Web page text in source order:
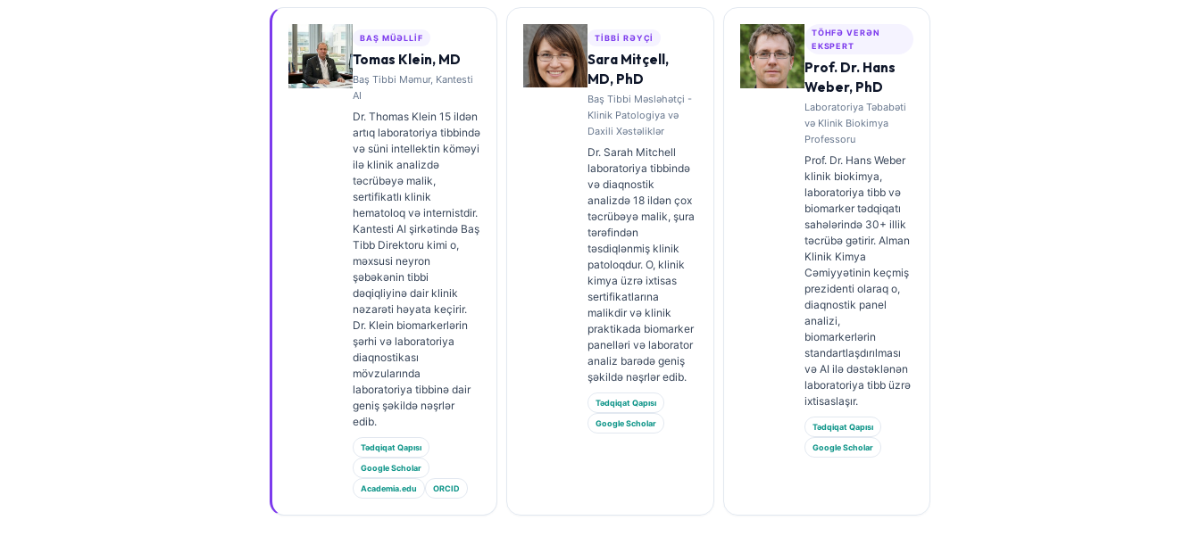
BAŞ MÜƏLLIF
Tomas Klein, MD
Baş Tibbi Məmur, Kantesti
AI
Dr. Thomas Klein 15 ildən
artıq laboratoriya tibbində
və süni intellektin köməyi
ilə klinik analizdə
təcrübəyə malik,
sertifikatlı klinik
hematoloq və internistdir.
Kantesti AI şirkətində Baş
Tibb Direktoru kimi o,
məxsusi neyron
şəbəkənin tibbi
dəqiqliyinə dair klinik
nəzarəti həyata keçirir.
Dr. Klein biomarkerlərin
şərhi və laboratoriya
diaqnostikası
mövzularında
laboratoriya tibbinə dair
geniş şəkildə nəşrlər
edib.
Tədqiqat Qapısı
Google Scholar
Academia.edu ORCID
TIBBI RƏYÇI
Sara Mitçell,
MD, PhD
Baş Tibbi Məsləhətçi -
Klinik Patologiya və
Daxili Xəstəliklər
Dr. Sarah Mitchell
laboratoriya tibbində
və diaqnostik
analizdə 18 ildən çox
təcrübəyə malik, şura
tərəfindən
təsdiqlənmiş klinik
patoloqdur. O, klinik
kimya üzrə ixtisas
sertifikatlarına
malikdir və klinik
praktikada biomarker
panelləri və laborator
analiz barədə geniş
şəkildə nəşrlər edib.
Tədqiqat Qapısı
Google Scholar
TÖHFƏ VERƏN
EKSPERT
Prof. Dr. Hans
Weber, PhD
Laboratoriya Təbabəti
və Klinik Biokimya
Professoru
Prof. Dr. Hans Weber
klinik biokimya,
laboratoriya tibb və
biomarker tədqiqatı
sahələrində 30+ illik
təcrübə gətirir. Alman
Klinik Kimya
Cəmiyyətinin keçmiş
prezidenti olaraq o,
diaqnostik panel
analizi,
biomarkerlərin
standartlaşdırılması
və AI ilə dəstəklənən
laboratoriya tibb üzrə
ixtisaslaşır.
Tədqiqat Qapısı
Google Scholar